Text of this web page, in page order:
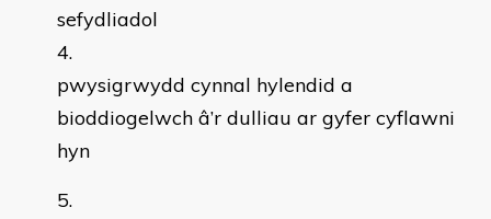
sefydliadol
pwysigrwydd cynnal hylendid a
bioddiogelwch â’r dulliau ar gyfer cyflawni
hyn